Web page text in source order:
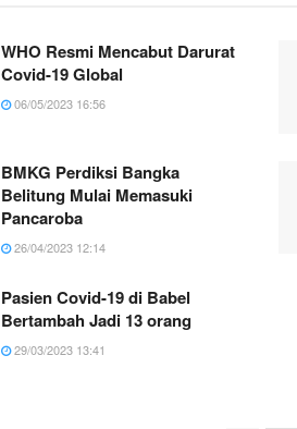
WHO Resmi Mencabut Darurat
Covid-19 Global
06/05/2023 16:56
BMKG Perdiksi Bangka
Belitung Mulai Memasuki
Pancaroba
26/04/2023 12:14
Pasien Covid-19 di Babel
Bertambah Jadi 13 orang
29/03/2023 13:41